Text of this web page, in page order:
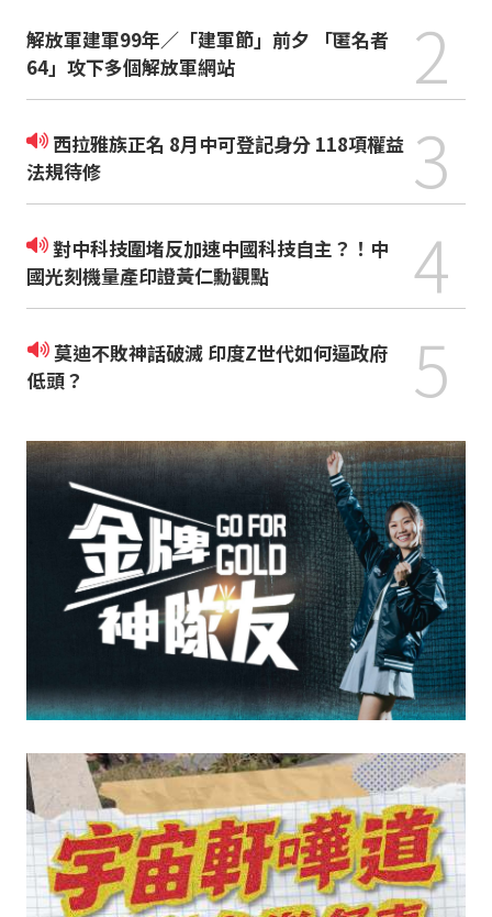
解放軍建軍99年／「建軍節」前夕 「匿名者
64」攻下多個解放軍網站
2
西拉雅族正名 8月中可登記身分 118項權益
法規待修
3
對中科技圍堵反加速中國科技自主？！中
國光刻機量產印證黃仁勳觀點
4
莫迪不敗神話破滅 印度Z世代如何逼政府
低頭？
5